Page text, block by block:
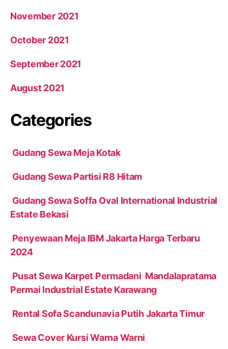
November 2021
October 2021
September 2021
August 2021
Categories
Gudang Sewa Meja Kotak
Gudang Sewa Partisi R8 Hitam
Gudang Sewa Soffa Oval International Industrial
Estate Bekasi
Penyewaan Meja IBM Jakarta Harga Terbaru
2024
Pusat Sewa Karpet Permadani Mandalapratama
Permai Industrial Estate Karawang
Rental Sofa Scandunavia Putih Jakarta Timur
Sewa Cover Kursi Warna Warni